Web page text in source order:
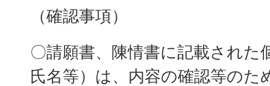
（確認事項）
〇請願書、陳情書に記載された
氏名等）は、内容の確認等のた